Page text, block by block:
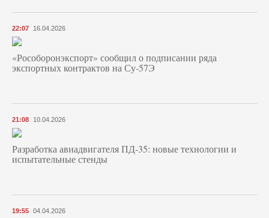
22:07 16.04.2026
«Рособоронэкспорт» сообщил о подписании ряда
экспортных контрактов на Су-57Э
21:08 10.04.2026
Разработка авиадвигателя ПД-35: новые технологии и
испытательные стенды
19:55 04.04.2026